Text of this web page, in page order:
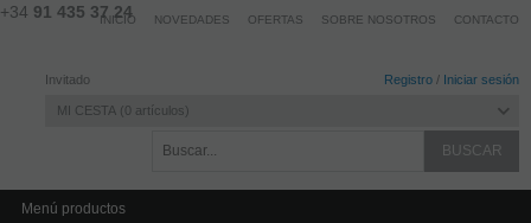
+34 91 435 37 24
Invitado Registro / Iniciar sesión
MI CESTA 0 artículos
INICIO NOVEDADES OFERTAS SOBRE NOSOTROS CONTACTO
Menú productos